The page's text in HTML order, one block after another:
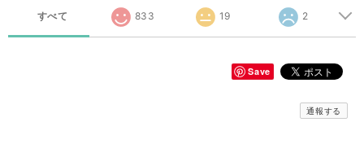
すべて 833 19 2
Save
通報する